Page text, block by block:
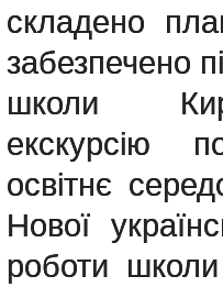
складено
забезпечено
школи
екскурсію
освітнє
Нової
роботи школи